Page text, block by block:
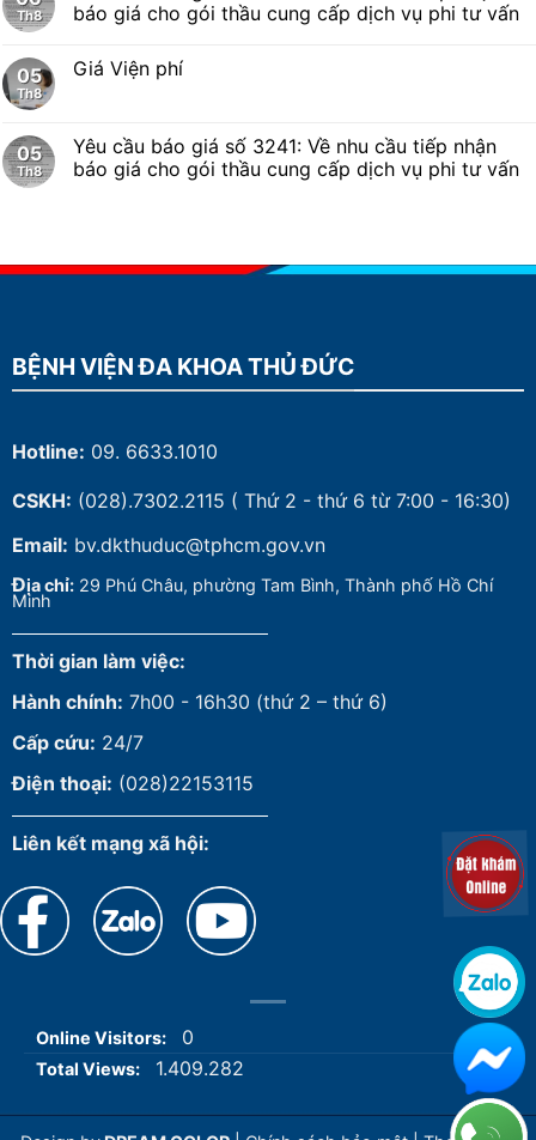
Th8
báo giá cho gói thầu cung cấp dịch vụ phi tư vấn
05
Th8
Giá Viện phí
05
Th8
Yêu cầu báo giá số 3241: Về nhu cầu tiếp nhận
báo giá cho gói thầu cung cấp dịch vụ phi tư vấn
BỆNH VIỆN ĐA KHOA THỦ ĐỨC
Hotline: 09. 6633.1010
CSKH: (028).7302.2115 ( Thứ 2 - thứ 6 từ 7:00 - 16:30)
Email: bv.dkthuduc@tphcm.gov.vn
Địa chỉ: 29 Phú Châu, phường Tam Bình, Thành phố Hồ Chí
Minh
Thời gian làm việc:
Hành chính: 7h00 - 16h30 (thứ 2 – thứ 6)
Cấp cứu: 24/7
Điện thoại: (028)22153115
Liên kết mạng xã hội:
Online Visitors: 0
Total Views: 1.409.282